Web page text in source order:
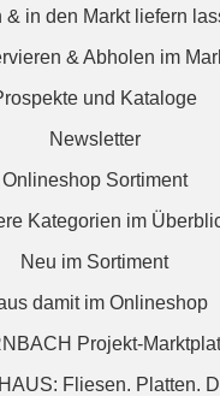
& in den Markt liefern
& Abholen im
und Kataloge
Newsletter
Onlineshop Sortiment
Kategorien im
Neu im Sortiment
damit im Onlineshop
Projekt-
Fliesen. Platten.